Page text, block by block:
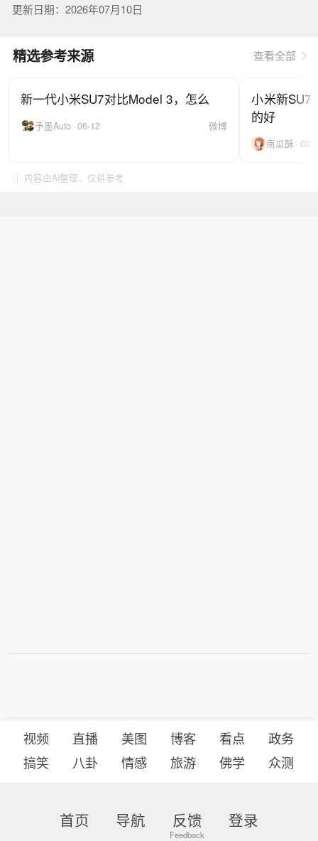
更新日期：2026年07月10日
精选参考来源 查看全部
新一代小米SU7对比Model 3，怎么
予墨Auto · 06-12 微博
小米新SU7
的好
南瓜酥 · 03-
ⓘ 内容由AI整理，仅供参考
视频 直播 美图 博客 看点
政务
搞笑
八卦 情感 旅游 佛学 众测
首页 导航 反馈 登录